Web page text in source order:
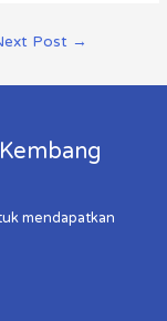
Post →
mendapatkan